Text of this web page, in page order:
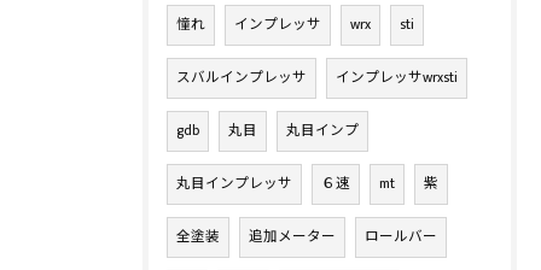
憧れ インプレッサ wrx sti
スバルインプレッサ インプレッサwrxsti
gdb 丸目 丸目インプ
丸目インプレッサ ６速 mt 紫
全塗装 追加メーター ロールバー